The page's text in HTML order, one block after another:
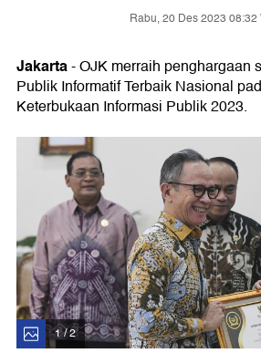
Rabu, 20 Des 2023 08:32
Jakarta- OJK merraih penghargaan
Publik Informatif Terbaik Nasional
Keterbukaan Informasi Publik 2023.
1 / 2